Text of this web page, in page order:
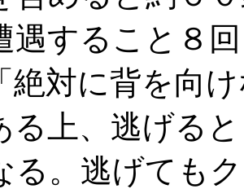
遇すること８
絶対に背を向
る上、逃げる
る。逃げても